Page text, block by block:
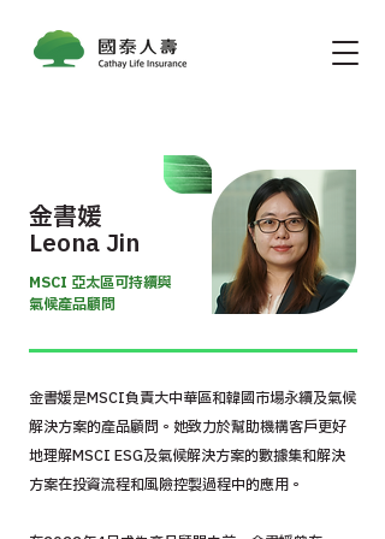
金書媛
Leona Jin
MSCI 亞太區可持續與
氣候產品顧問
金書媛是MSCI負責大中華區和韓國市場永續及氣候
解決方案的產品顧問。她致力於幫助機構客戶更好
地理解MSCI ESG及氣候解決方案的數據集和解決
方案在投資流程和風險控製過程中的應用。